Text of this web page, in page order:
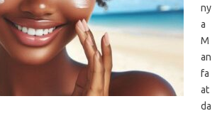
ny
a
M
an
fa
at
da